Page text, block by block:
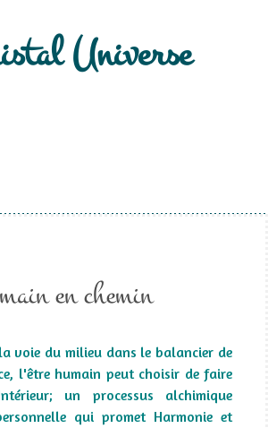
Universe
en chemin
voie du milieu dans le balancier de
l'être humain peut choisir de faire
un processus alchimique
qui promet Harmonie et